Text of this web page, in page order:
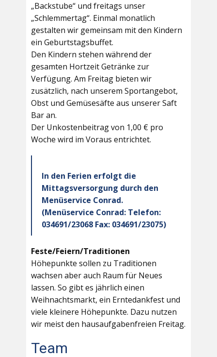
„Backstube“ und freitags unser
„Schlemmertag“. Einmal monatlich
gestalten wir gemeinsam mit den Kindern
ein Geburtstagsbuffet.
Den Kindern stehen während der
gesamten Hortzeit Getränke zur
Verfügung. Am Freitag bieten wir
zusätzlich, nach unserem Sportangebot,
Obst und Gemüsesäfte aus unserer Saft
Bar an.
Der Unkostenbeitrag von 1,00 € pro
Woche wird im Voraus entrichtet.
In den Ferien erfolgt die
Mittagsversorgung durch den
Menüservice Conrad.
(Menüservice Conrad: Telefon:
034691/23068 Fax: 034691/23075)
Feste/Feiern/Traditionen
Höhepunkte sollen zu Traditionen
wachsen aber auch Raum für Neues
lassen. So gibt es jährlich einen
Weihnachtsmarkt, ein Erntedankfest und
viele kleinere Höhepunkte. Dazu nutzen
wir meist den hausaufgabenfreien Freitag.
Team